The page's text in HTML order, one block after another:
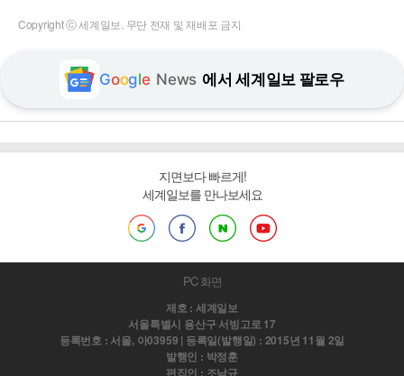
Copyright ⓒ 세계일보. 무단 전재 및 재배포 금지
Google News 에서 세계일보 팔로우
지면보다 빠르게!
세계일보를 만나보세요
PC 화면
제호 : 세계일보
서울특별시 용산구 서빙고로 17
등록번호 : 서울, 아03959 | 등록일(발행일) : 2015년 11월 2일
발행인 : 박정훈
편집인 : 조남규